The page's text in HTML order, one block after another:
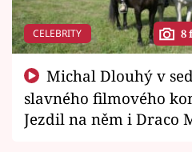
CELEBRITY 8
slavného filmového
Jezdil na něm i Draco